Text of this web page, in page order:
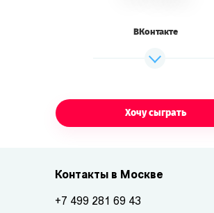
ВКонтакте
Хочу сыграть
Контакты в Москве
+7 499 281 69 43